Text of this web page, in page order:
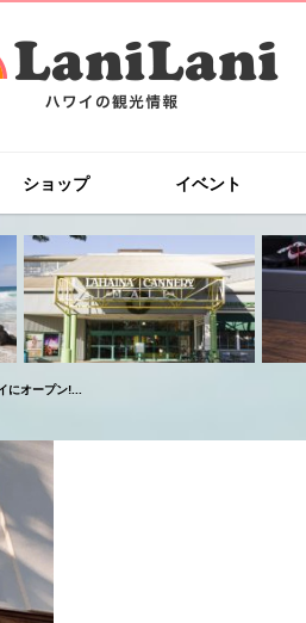
ショップ イベント
にオープン!...